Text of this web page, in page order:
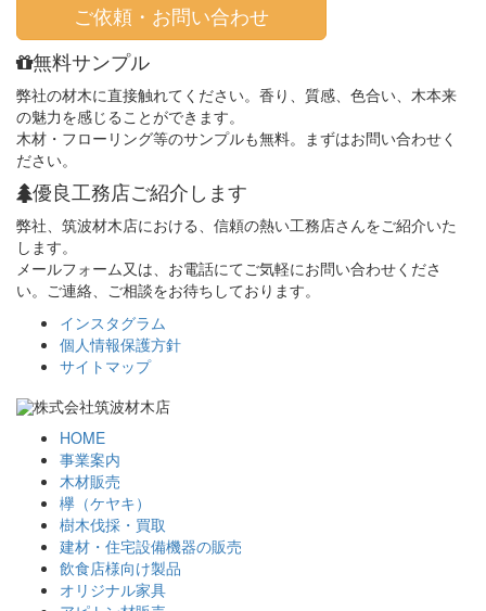
ご依頼・お問い合わせ
無料サンプル
弊社の材木に直接触れてください。香り、質感、色合い、木本来
の魅力を感じることができます。
木材・フローリング等のサンプルも無料。まずはお問い合わせく
ださい。
優良工務店ご紹介します
弊社、筑波材木店における、信頼の熱い工務店さんをご紹介いた
します。
メールフォーム又は、お電話にてご気軽にお問い合わせくださ
い。ご連絡、ご相談をお待ちしております。
インスタグラム
個人情報保護方針
サイトマップ
HOME
事業案内
木材販売
欅（ケヤキ）
樹木伐採・買取
建材・住宅設備機器の販売
飲食店様向け製品
オリジナル家具